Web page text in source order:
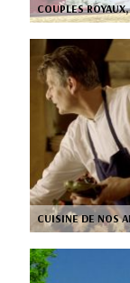
COUPLES
CUISINE DE NOS